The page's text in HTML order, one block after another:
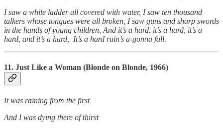
I saw a white ladder all covered with water, I saw ten thousand
talkers whose tongues were all broken, I saw guns and sharp swords
in the hands of young children, And it’s a hard, it’s a hard, it’s a
hard, and it’s a hard, It’s a hard rain’s a-gonna fall.
11. Just Like a Woman (Blonde on Blonde, 1966)
It was raining from the first
And I was dying there of thirst